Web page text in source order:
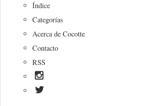
Índice
Categorías
Acerca de Cocotte
Contacto
RSS